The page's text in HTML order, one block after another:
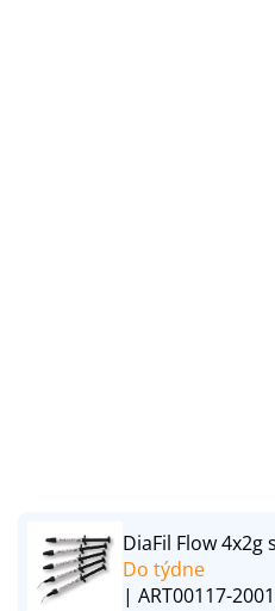
DiaFil Flow 4x2g
Do týdne
| ART00117-